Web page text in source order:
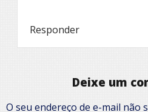
Responder
Deixe um
O seu endereço de e-mail não